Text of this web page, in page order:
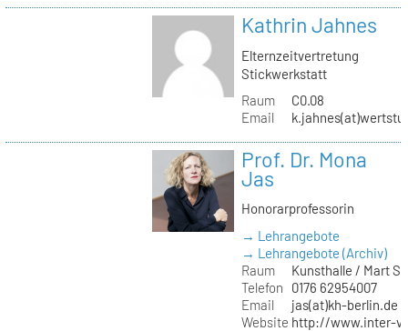
Kathrin Jahnes
Elternzeitvertretung
Stickwerkstatt
Raum
C0.08
Email
Prof. Dr. Mona
Jas
Honorarprofessorin
→ Lehrangebote
→ Lehrangebote (Archiv)
Raum
Kunsthalle / Mart
Telefon
0176 62954007
Email
jas(at)kh-berlin.de
Website http://www.inter-